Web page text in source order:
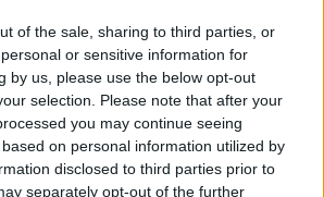
of the sale, sharing to third parties, or
or sensitive information for
by us, please use the below opt-out
selection. Please note that after your
you may continue seeing
on personal information utilized by
disclosed to third parties prior to
separately opt-out of the further
της ΓΑΔΘ
από αστυνομικούς του
Κατά Ζωής της
29χρονος ημεδαπός,